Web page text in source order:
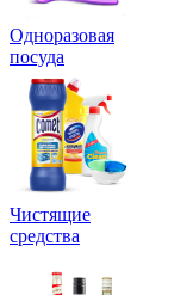
Одноразовая
посуда
Чистящие
средства